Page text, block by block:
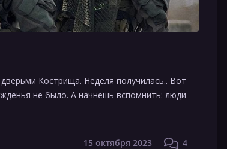
Кострища. Неделя получилась.. Вот
не было. А начнешь вспомнить: люди
15 октября 2023 4